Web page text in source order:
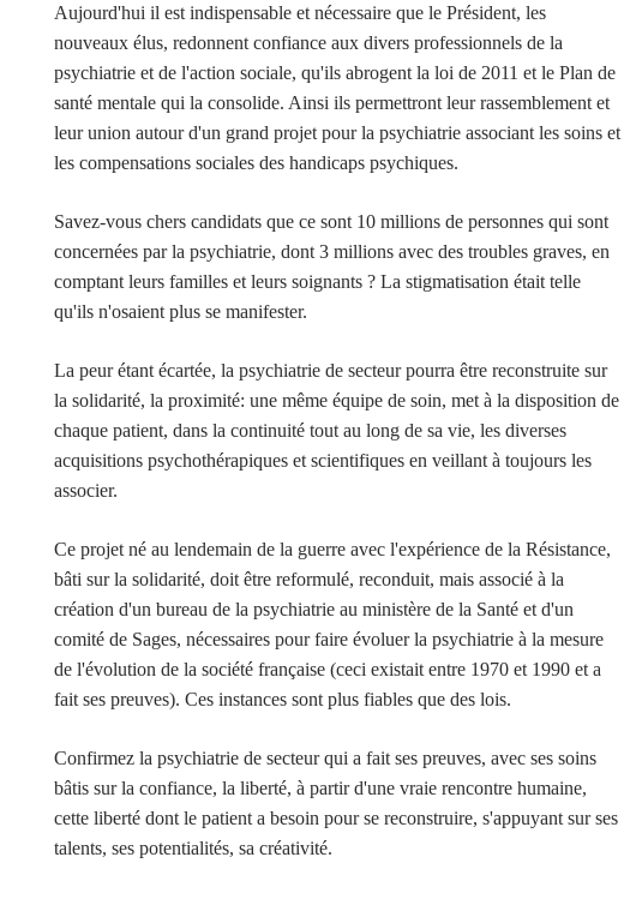
Aujourd'hui il est indispensable et nécessaire que le Président, les
nouveaux élus, redonnent confiance aux divers professionnels de la
psychiatrie et de l'action sociale, qu'ils abrogent la loi de 2011 et le Plan de
santé mentale qui la consolide. Ainsi ils permettront leur rassemblement et
leur union autour d'un grand projet pour la psychiatrie associant les soins et
les compensations sociales des handicaps psychiques.
Savez-vous chers candidats que ce sont 10 millions de personnes qui sont
concernées par la psychiatrie, dont 3 millions avec des troubles graves, en
comptant leurs familles et leurs soignants ? La stigmatisation était telle
qu'ils n'osaient plus se manifester.
La peur étant écartée, la psychiatrie de secteur pourra être reconstruite sur
la solidarité, la proximité: une même équipe de soin, met à la disposition de
chaque patient, dans la continuité tout au long de sa vie, les diverses
acquisitions psychothérapiques et scientifiques en veillant à toujours les
associer.
Ce projet né au lendemain de la guerre avec l'expérience de la Résistance,
bâti sur la solidarité, doit être reformulé, reconduit, mais associé à la
création d'un bureau de la psychiatrie au ministère de la Santé et d'un
comité de Sages, nécessaires pour faire évoluer la psychiatrie à la mesure
de l'évolution de la société française (ceci existait entre 1970 et 1990 et a
fait ses preuves). Ces instances sont plus fiables que des lois.
Confirmez la psychiatrie de secteur qui a fait ses preuves, avec ses soins
bâtis sur la confiance, la liberté, à partir d'une vraie rencontre humaine,
cette liberté dont le patient a besoin pour se reconstruire, s'appuyant sur ses
talents, ses potentialités, sa créativité.